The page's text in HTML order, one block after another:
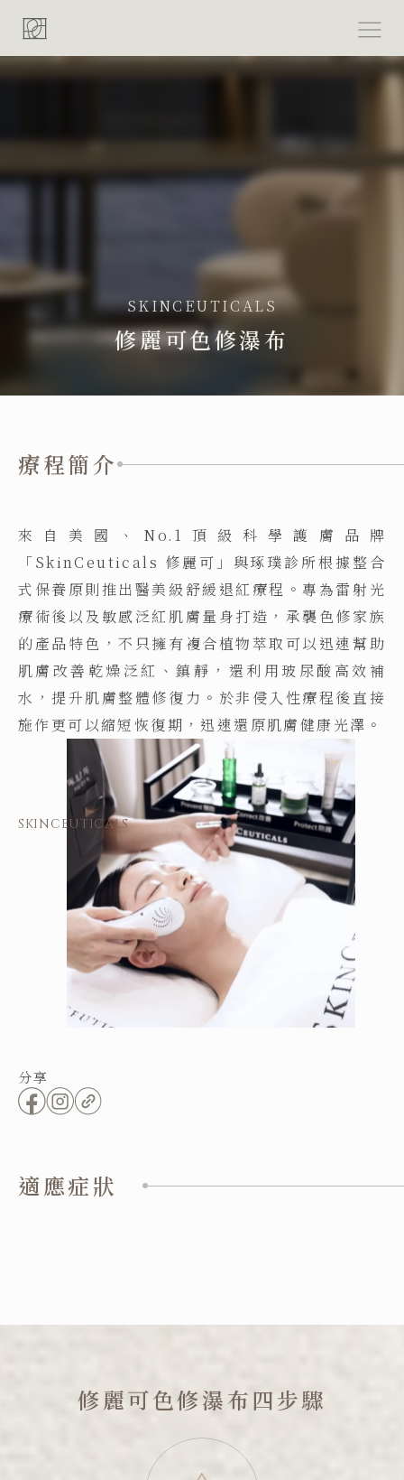
主
要
SKINCEUTICALS
修麗可色修瀑布
療程簡介
來自美國、No.1頂級科學護膚品牌
「SkinCeuticals 修麗可」與琢璞診所根據整合
式保養原則推出醫美級舒緩退紅療程。專為雷射光
療術後以及敏感泛紅肌膚量身打造，承襲色修家族
的產品特色，不只擁有複合植物萃取可以迅速幫助
肌膚改善乾燥泛紅、鎮靜，還利用玻尿酸高效補
水，提升肌膚整體修復力。於非侵入性療程後直接
施作更可以縮短恢復期，迅速還原肌膚健康光澤。
SKINCEUTICALS
分享
適應症狀
修麗可色修瀑布四步驟